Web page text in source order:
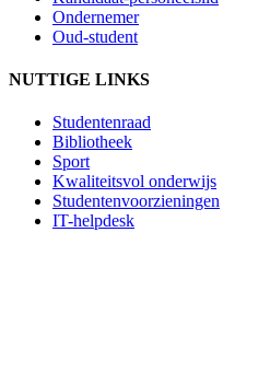
Ondernemer
Oud-student
NUTTIGE LINKS
Studentenraad
Bibliotheek
Sport
Kwaliteitsvol onderwijs
Studentenvoorzieningen
IT-helpdesk